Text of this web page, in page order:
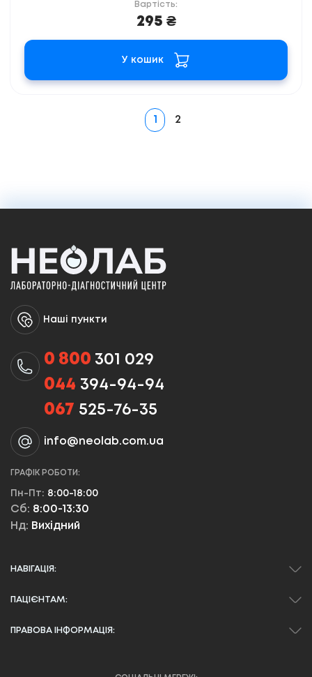
Вартість:
295 ₴
У кошик
1 2
Наші пункти
0 800 301 029
044 394-94-94
067 525-76-35
info@neolab.com.ua
ГРАФІК РОБОТИ:
Пн-Пт: 8:00-18:00
Сб: 8:00-13:30
Нд: Вихідний
НАВІГАЦІЯ:
ПАЦІЄНТАМ:
ПРАВОВА ІНФОРМАЦІЯ: